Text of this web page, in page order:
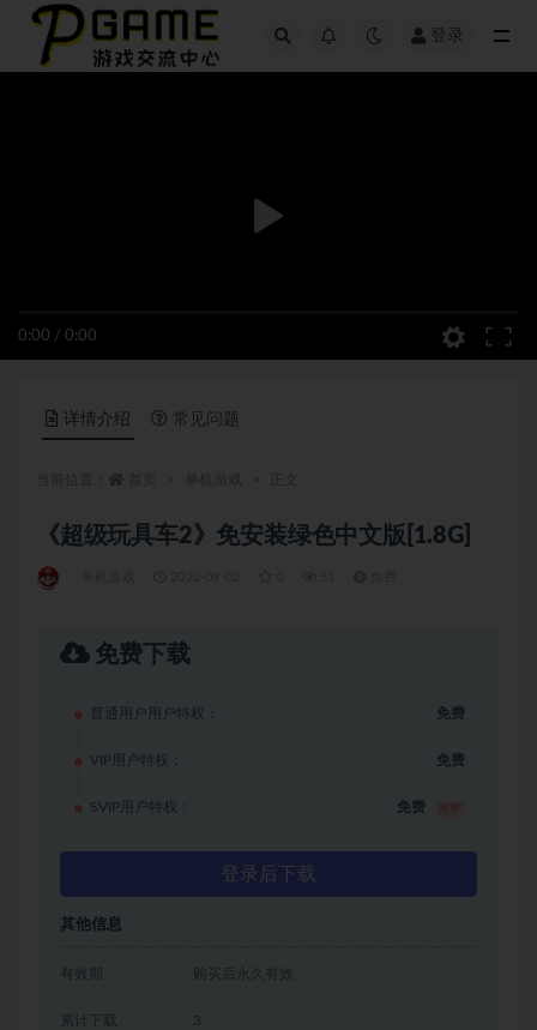
登录
0:00 / 0:00
详情介绍 常见问题
《超级玩具车2》免安装绿色中文版[1.8G]
免费下载
普通用户用户特权： 免费
VIP用户特权： 免费
SVIP用户特权： 免费
登录后下载
其他信息
有效期 购买后永久有效
累计下载 3
全部